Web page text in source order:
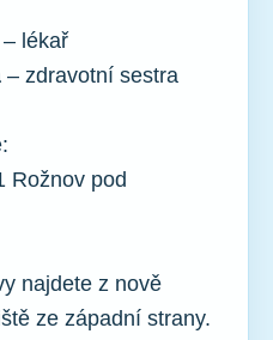
– lékař
– zdravotní sestra
Rožnov pod
najdete z nově
ze západní strany.